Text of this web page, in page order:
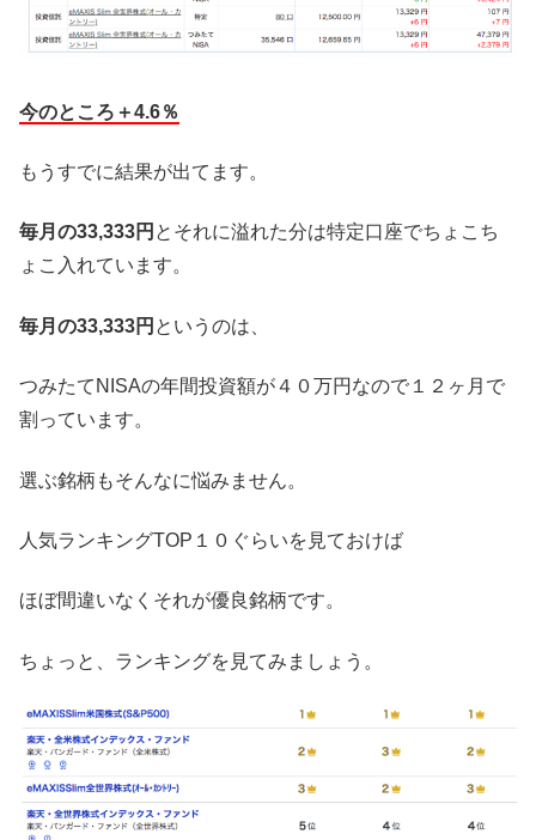
今のところ＋4.6％
もうすでに結果が出てます。
毎月の33,333円 とそれに溢れた分は特定口座でちょこち
ょこ入れています。
毎月の33,333円 というのは、
つみたてNISAの年間投資額が４０万円なので１２ヶ月で
割っています。
選ぶ銘柄もそんなに悩みません。
人気ランキングTOP１０ぐらいを見ておけば
ほぼ間違いなくそれが優良銘柄です。
ちょっと、ランキングを見てみましょう。